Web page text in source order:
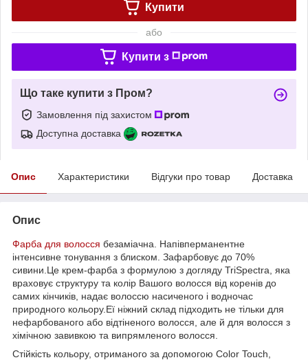
Купити
або
Купити з
Що таке купити з Пром?
Замовлення під захистом
Доступна доставка
Опис Характеристики Відгуки про товар Доставка
Опис
Фарба для волосся безаміачна. Напівперманентне
інтенсивне тонування з блиском. Зафарбовує до 70%
сивини.Це крем-фарба з формулою з догляду TriSpectra, яка
враховує структуру та колір Вашого волосся від коренів до
самих кінчиків, надає волоссю насиченого і водночас
природного кольору.Еї ніжний склад підходить не тільки для
нефарбованого або відтіненого волосся, але й для волосся з
хімічною завивкою та випрямленого волосся.
Стійкість кольору, отриманого за допомогою Color Touch,